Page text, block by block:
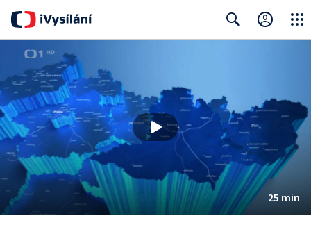
25 min